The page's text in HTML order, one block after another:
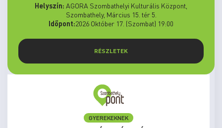
Helyszín: AGORA Szombathelyi Kulturális Központ,
Szombathely, Március 15. tér 5.
Időpont:2026 Október 17. (Szombat) 19:00
RÉSZLETEK
ELŐADÁS/KIÁLLÍTÁS